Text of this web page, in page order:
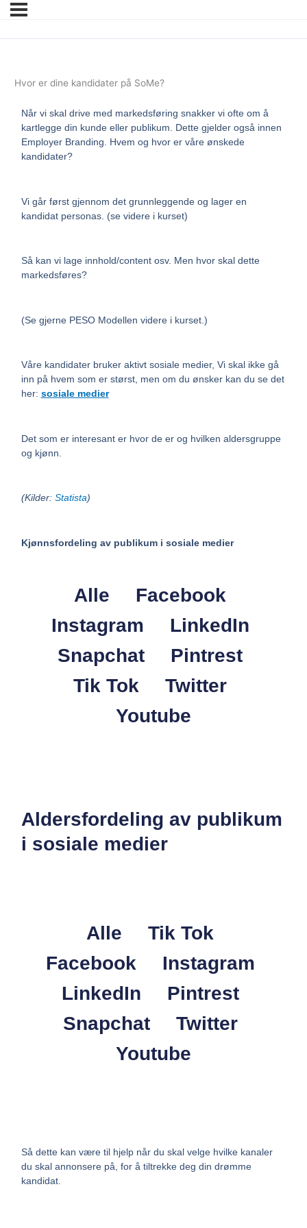
Hvor er dine kandidater på SoMe?
Når vi skal drive med markedsføring snakker vi ofte om å
kartlegge din kunde eller publikum. Dette gjelder også innen
Employer Branding. Hvem og hvor er våre ønskede
kandidater?
Vi går først gjennom det grunnleggende og lager en
kandidat personas. (se videre i kurset)
Så kan vi lage innhold/content osv. Men hvor skal dette
markedsføres?
(Se gjerne PESO Modellen videre i kurset.)
Våre kandidater bruker aktivt sosiale medier, Vi skal ikke gå
inn på hvem som er størst, men om du ønsker kan du se det
her: sosiale medier
Det som er interesant er hvor de er og hvilken aldersgruppe
og kjønn.
(Kilder: Statista)
Kjønnsfordeling av publikum i sosiale medier
Alle
Facebook
Instagram
LinkedIn
Snapchat
Pintrest
Tik Tok
Twitter
Youtube
Aldersfordeling av publikum
i sosiale medier
Alle
Tik Tok
Facebook
Instagram
LinkedIn
Pintrest
Snapchat
Twitter
Youtube
Så dette kan være til hjelp når du skal velge hvilke kanaler
du skal annonsere på, for å tiltrekke deg din drømme
kandidat.